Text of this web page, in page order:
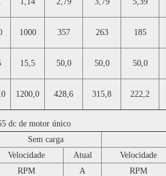
1000 357 263 185
15,5 50,0 50,0 50,0
1200,0 428,6 315,8 222,2
dc de motor único
Sem carga
Velocidade
Atual Velocidade
RPM A RPM